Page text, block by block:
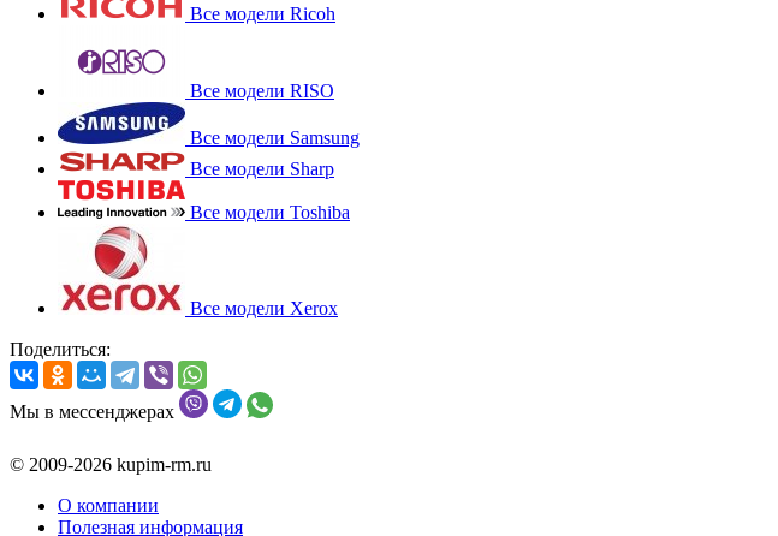
Все модели Ricoh
Все модели RISO
Все модели Samsung
Все модели Sharp
Все модели Toshiba
Все модели Xerox
Поделиться:
Мы в мессенджерах
© 2009-2026 kupim-rm.ru
О компании
Полезная информация